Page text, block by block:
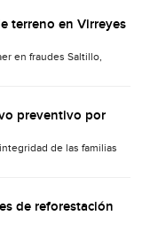
terreno en Virreyes
en fraudes Saltillo,
preventivo por
de las familias
de reforestación